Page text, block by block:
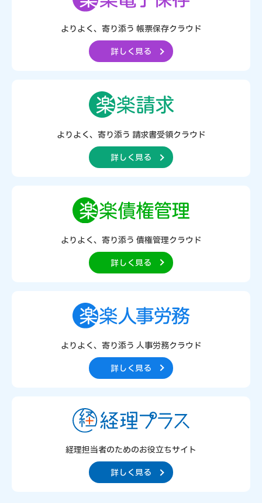
よりよく、寄り添う 帳票保存クラウド
詳しく見る
よりよく、寄り添う 請求書受領クラウド
詳しく見る
よりよく、寄り添う 債権管理クラウド
詳しく見る
よりよく、寄り添う 人事労務クラウド
詳しく見る
経理担当者のためのお役立ちサイト
詳しく見る